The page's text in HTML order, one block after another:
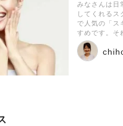
みなさんは日
してくれるス
で人気の「ス
すめです。そ